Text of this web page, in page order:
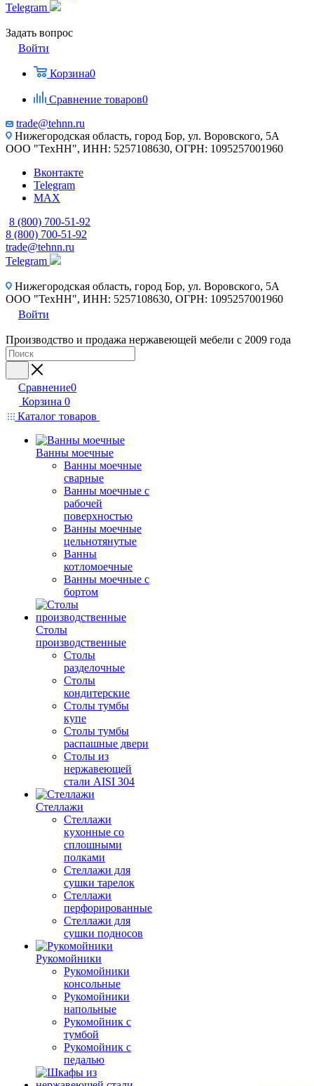
Telegram
Задать вопрос
Войти
Корзина0
Сравнение товаров0
trade@tehnn.ru
Нижегородская область, город Бор, ул. Воровского, 5А
ООО "ТехНН", ИНН: 5257108630, ОГРН: 1095257001960
Вконтакте
Telegram
MAX
8 (800) 700-51-92
8 (800) 700-51-92
trade@tehnn.ru
Telegram
Нижегородская область, город Бор, ул. Воровского, 5А
ООО "ТехНН", ИНН: 5257108630, ОГРН: 1095257001960
Войти
Производство и продажа нержавеющей мебели с 2009 года
Сравнение0
Корзина 0
Каталог товаров
Ванны моечные
Ванны моечные
сварные
Ванны моечные с
рабочей
поверхностью
Ванны моечные
цельнотянутые
Ванны
котломоечные
Ванны моечные с
бортом
Столы
производственные
Столы
разделочные
Столы
кондитерские
Столы тумбы
купе
Столы тумбы
распашные двери
Столы из
нержавеющей
стали AISI 304
Стеллажи
Стеллажи
кухонные со
сплошными
полками
Стеллажи для
сушки тарелок
Стеллажи
перфорированные
Стеллажи для
сушки подносов
Рукомойники
Рукомойники
консольные
Рукомойники
напольные
Рукомойник с
тумбой
Рукомойник с
педалью